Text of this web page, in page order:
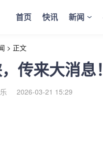
首页 快讯 新闻
> 正文
传来大消
2026-03-21 15:29